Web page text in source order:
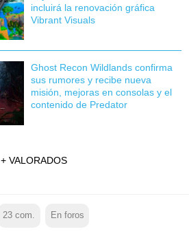
incluirá la renovación gráfica
Vibrant Visuals
Ghost Recon Wildlands confirma
sus rumores y recibe nueva
misión, mejoras en consolas y el
contenido de Predator
+ VALORADOS
23 com. En foros